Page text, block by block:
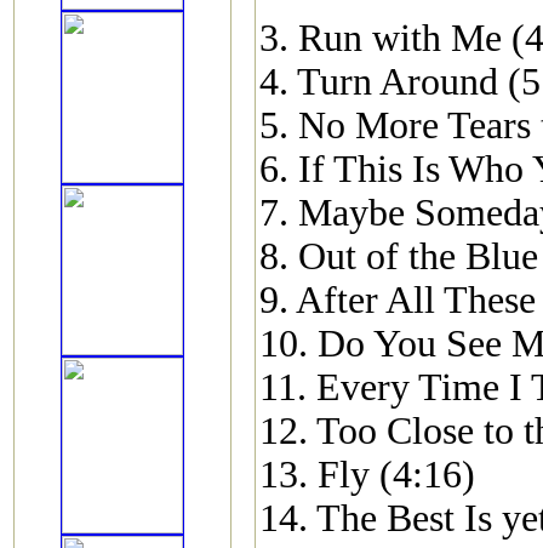
3. Run with Me
4. Turn Around
5. No More
6. If This Is Who
7. Maybe
8. Out of the
9. After All
10. Do You See
11. Every Time I
12. Too Close to
13. Fly (4:16)
14. The Best Is